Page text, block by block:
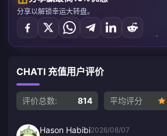
分享以解锁幸运大转盘。
CHATI 充值用户评价
评价总数: 814 平均评分
Hason Habibi2026/08/07